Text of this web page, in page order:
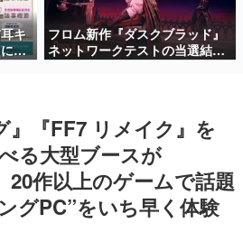
事
千以上！ ページビュー数万以上！ などな
に読まれた、電ファミ渾身の“殿堂入り”記
た。
エイターの方々に製作時のエピソードをお
いてはいけない。『赫本』は、〈試験問題〉
ホラー小説集です。
タルゲーム市場を担う若きクリエイター達
キ
視
法
フロム新作『ダスクブラッド』
ネットワークテストの当選結果
が8月7日22時に発表。応募サイ
』『FF7 リメイク』を
る大型ブースが
20作以上のゲームで話題
グPC”をいち早く体験